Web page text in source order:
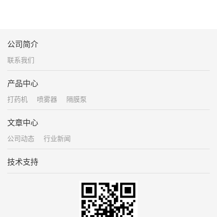
公司简介
联系我们
产品中心
打药机 喷雾器 隔膜泵
文章中心
公司动态 行业新闻
技术支持